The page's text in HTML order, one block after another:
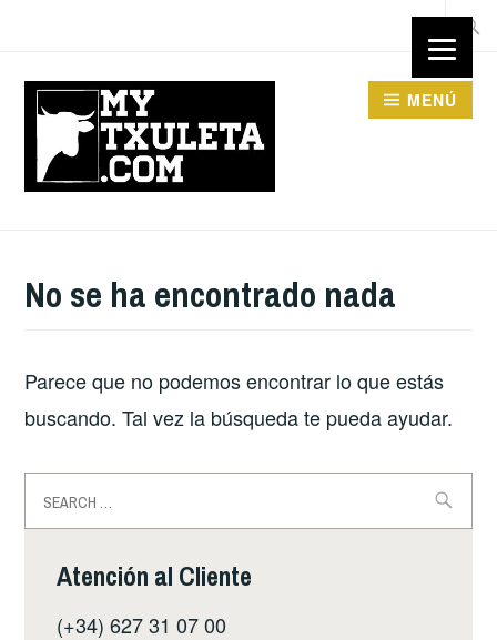
contenido
MENÚ
No se ha encontrado nada
Parece que no podemos encontrar lo que estás
buscando. Tal vez la búsqueda te pueda ayudar.
Buscar:
Atención al Cliente
(+34) 627 31 07 00